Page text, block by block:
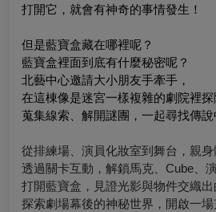
打開它，就會有神奇的事情發生！
但是藍寶盒藏在哪裡呢？
藍寶盒裡面到底有什麼秘密呢？
北藝中心邀請大小朋友手牽手，
在這棟像是迷宮一樣複雜的劇院裡探
蒐集線索、解開謎團，一起尋找傳說
從排練場、演員化妝室到舞台，親身
透過關卡互動，解鎖馬克、Cube、
打開藍寶盒，見證光影與物件交織出
探索劇場幕後的神秘世界，開啟一場